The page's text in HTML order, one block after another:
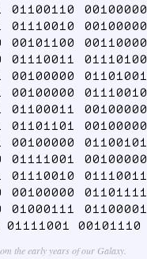
01100110 00100000
01110010 00100000
00101100 00110000
01110011 01110100
00100000 01101001
00100000 01110010
01100011 00100000
01101101 00100000
00100000 01100101
01111001 00100000
01110010 01110011
00100000 01101111
01000111 01100001
00101110
the early years of our Galaxy.